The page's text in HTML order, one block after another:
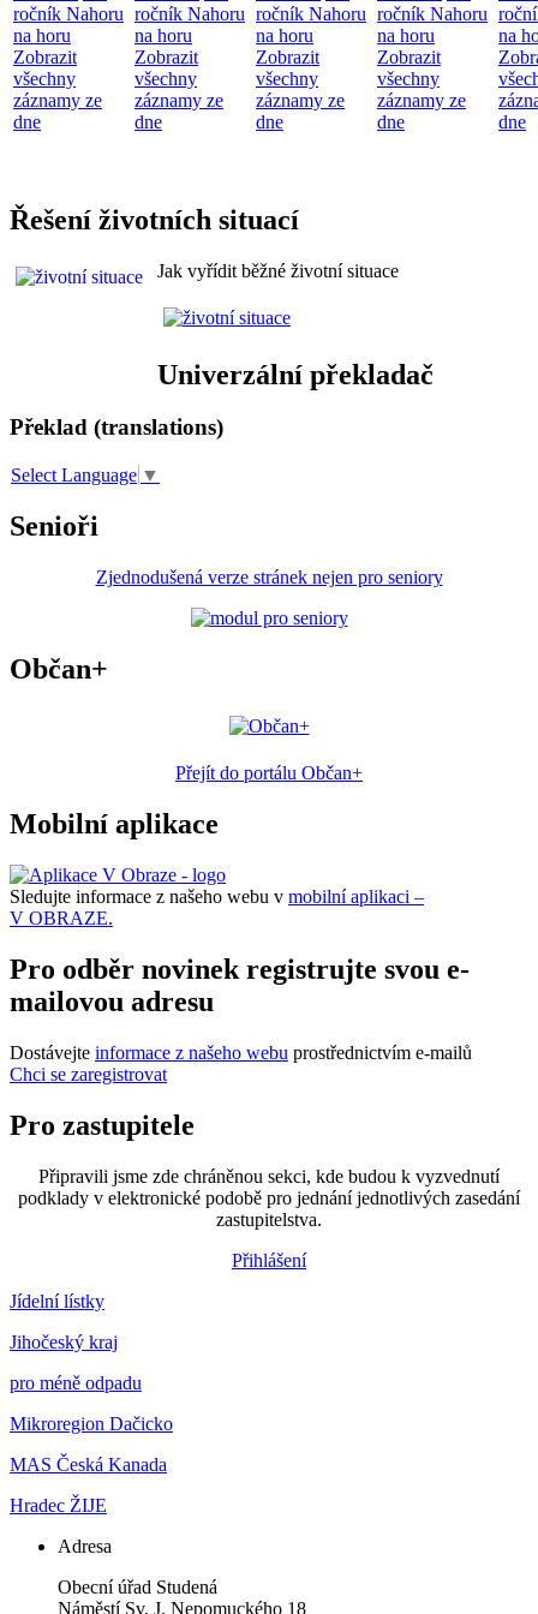
ročník Nahoru
na horu
Zobrazit
všechny
záznamy ze
dne
ročník Nahoru
na horu
Zobrazit
všechny
záznamy ze
dne
ročník Nahoru
na horu
Zobrazit
všechny
záznamy ze
dne
ročník Nahoru
na horu
Zobrazit
všechny
záznamy ze
dne
na
dne
Řešení životních situací
Jak vyřídit běžné životní situace
Univerzální překladač
Překlad (translations)
Select Language ▼
Senioři
Zjednodušená verze stránek nejen pro seniory
Občan+
Přejít do portálu Občan+
Mobilní aplikace
Sledujte informace z našeho webu v mobilní aplikaci –
V OBRAZE.
Pro odběr novinek registrujte svou e-
mailovou adresu
Dostávejte informace z našeho webu prostřednictvím e-mailů
Chci se zaregistrovat
Pro zastupitele
Připravili jsme zde chráněnou sekci, kde budou k vyzvednutí
podklady v elektronické podobě pro jednání jednotlivých zasedání
zastupitelstva.
Přihlášení
Jídelní lístky
Jihočeský kraj
pro méně odpadu
Mikroregion Dačicko
MAS Česká Kanada
Hradec ŽIJE
Adresa
Obecní úřad Studená
Náměstí Sv. J. Nepomuckého 18